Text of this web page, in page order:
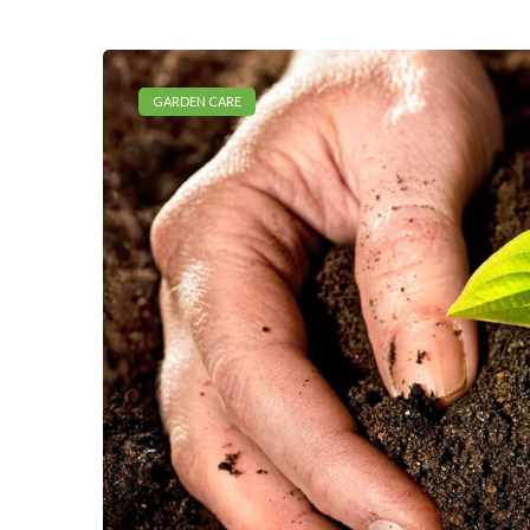
GARDEN CARE